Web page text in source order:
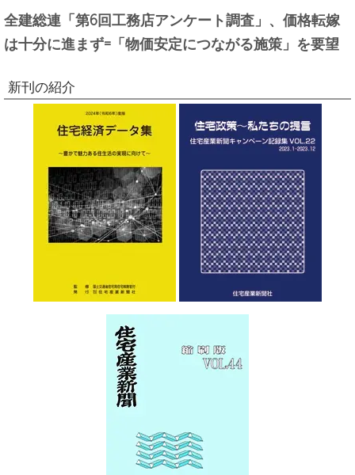
全建総連「第6回工務店アンケート調査」、価格転嫁
は十分に進まず=「物価安定につながる施策」を要望
新刊の紹介